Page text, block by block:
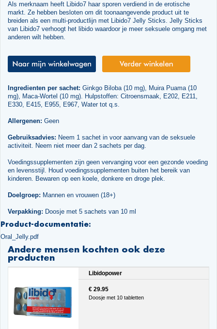
Als merknaam heeft Libido7 haar sporen verdiend in de erotische
markt. Ze hebben besloten om dit toonaangevende product uit te
breiden als een multi-productlijn met Libido7 Jelly Sticks. Jelly Sticks
van Libido7 verhoogt het libido waardoor je meer seksuele omgang met
anderen wilt hebben.
Ingredienten per sachet: Ginkgo Biloba (10 mg), Muira Puama (10
mg), Maca-Wortel (10 mg). Hulpstoffen: Citroensmaak, E202, E211,
E330, E415, E955, E967, Water tot q.s.
Allergenen: Geen
Gebruiksadvies: Neem 1 sachet in voor aanvang van de seksuele
activiteit. Neem niet meer dan 2 sachets per dag.
Voedingssupplementen zijn geen vervanging voor een gezonde voeding
en levensstijl. Houd voedingssupplementen buiten het bereik van
kinderen. Bewaren op een koele, donkere en droge plek.
Doelgroep: Mannen en vrouwen (18+)
Verpakking: Doosje met 5 sachets van 10 ml
Product-documentatie:
Oral_Jelly.pdf
Andere mensen kochten ook deze
producten
Libidopower
€ 29.95
Doosje met 10 tabletten